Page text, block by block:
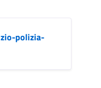
polizia-